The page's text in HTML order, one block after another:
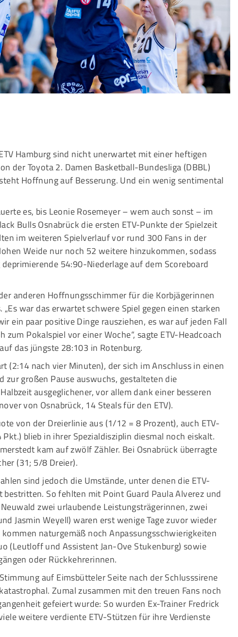
Hamburg sind nicht unerwartet mit einer heftigen
der Toyota 2. Damen Basketball-Bundesliga (DBBL)
Hoffnung auf Besserung. Und ein wenig sentimental
es, bis Leonie Rosemeyer – wem auch sonst – im
Bulls Osnabrück die ersten ETV-Punkte der Spielzeit
im weiteren Spielverlauf vor rund 300 Fans in der
Weide nur noch 52 weitere hinzukommen, sodass
54:90-Niederlage auf dem Scoreboard
anderen Hoffnungsschimmer für die Korbjägerinnen
„Es war das erwartet schwere Spiel gegen einen starken
ein paar positive Dinge rausziehen, es war auf jeden Fall
zum Pokalspiel vor einer Woche“, sagte ETV-Headcoach
das jüngste 28:103 in Rotenburg.
(2:14 nach vier Minuten), der sich im Anschluss in einen
zur großen Pause auswuchs, gestalteten die
ausgeglichener, vor allem dank einer besseren
von Osnabrück, 14 Steals für den ETV).
von der Dreierlinie aus (1/12 = 8 Prozent), auch ETV-
Pkt.) blieb in ihrer Spezialdisziplin diesmal noch eiskalt.
kam auf zwölf Zähler. Bei Osnabrück überragte
(31; 5/8 Dreier).
sind jedoch die Umstände, unter denen die ETV-
So fehlten mit Point Guard Paula Alverez und
zwei urlaubende Leistungsträgerinnen, zwei
Jasmin Weyell) waren erst wenige Tage zuvor wieder
naturgemäß noch Anpassungsschwierigkeiten
(Leutloff und Assistent Jan-Ove Stukenburg) sowie
oder Rückkehrerinnen.
auf Eimsbütteler Seite nach der Schlusssirene
Zumal zusammen mit den treuen Fans noch
gefeiert wurde: So wurden Ex-Trainer Fredrick
weitere verdiente ETV-Stützen für ihre Verdienste
Alles zur Mitgliedschaft
Downloads
Termine
Fragen & Antworten